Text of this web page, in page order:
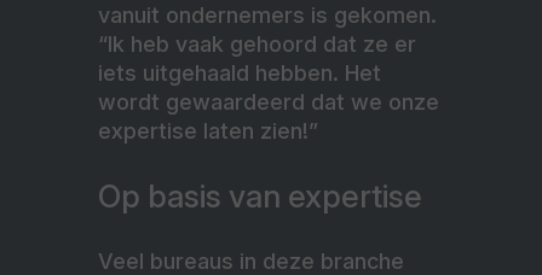
vanuit ondernemers is gekomen.
“Ik heb vaak gehoord dat ze er
iets uitgehaald hebben. Het
wordt gewaardeerd dat we onze
expertise laten zien!”
Op basis van expertise
Veel bureaus in deze branche